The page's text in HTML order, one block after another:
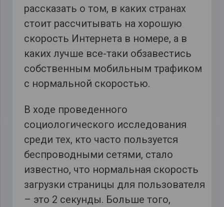
рассказать о том, в каких странах
стоит рассчитывать на хорошую
скорость Интернета в номере, а в
каких лучше все-таки обзавестись
собственным мобильным трафиком
с нормальной скоростью.
В ходе проведенного
социологического исследования
среди тех, кто часто пользуется
беспроводными сетями, стало
известно, что нормальная скорость
загрузки страницы для пользователя
– это 2 секунды. Больше того,